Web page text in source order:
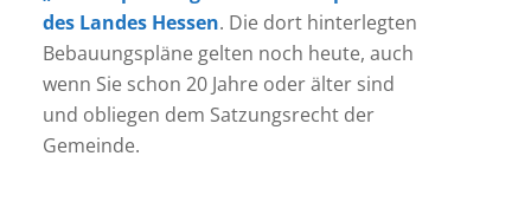
des Landes Hessen. Die dort hinterlegten
Bebauungspläne gelten noch heute, auch
wenn Sie schon 20 Jahre oder älter sind
und obliegen dem Satzungsrecht der
Gemeinde.